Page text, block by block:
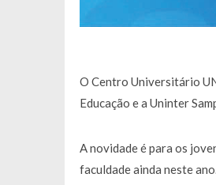
O Centro Universitário
Educação e a Uninter
A novidade é para os
faculdade ainda neste